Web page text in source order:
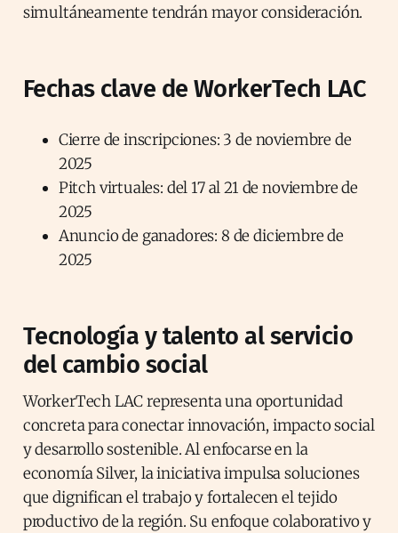
simultáneamente tendrán mayor consideración.
Fechas clave de WorkerTech LAC
Cierre de inscripciones: 3 de noviembre de
2025
Pitch virtuales: del 17 al 21 de noviembre de
2025
Anuncio de ganadores: 8 de diciembre de
2025
Tecnología y talento al servicio
del cambio social
WorkerTech LAC representa una oportunidad
concreta para conectar innovación, impacto social
y desarrollo sostenible. Al enfocarse en la
economía Silver, la iniciativa impulsa soluciones
que dignifican el trabajo y fortalecen el tejido
productivo de la región. Su enfoque colaborativo y